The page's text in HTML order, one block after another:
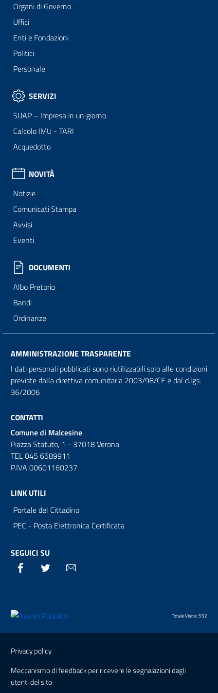
Organi di Governo
Uffici
Enti e Fondazioni
Politici
Personale
SERVIZI
SUAP – Impresa in un giorno
Calcolo IMU - TARI
Acquedotto
NOVITÀ
Notizie
Comunicati Stampa
Avvisi
Eventi
DOCUMENTI
Albo Pretorio
Bandi
Ordinanze
AMMINISTRAZIONE TRASPARENTE
I dati personali pubblicati sono riutilizzabili solo alle condizioni
previste dalla direttiva comunitaria 2003/98/CE e dal d.lgs.
36/2006
CONTATTI
Comune di Malcesine
Piazza Statuto, 1 - 37018 Verona
TEL 045 6589911
P.IVA 00601160237
LINK UTILI
Portale del Cittadino
PEC - Posta Elettronica Certificata
SEGUICI SU
Facebook Twitter
Totale Visite: 552
Sezione Link Utili
Privacy policy
Meccanismo di feedback per ricevere le segnalazioni dagli
utenti del sito